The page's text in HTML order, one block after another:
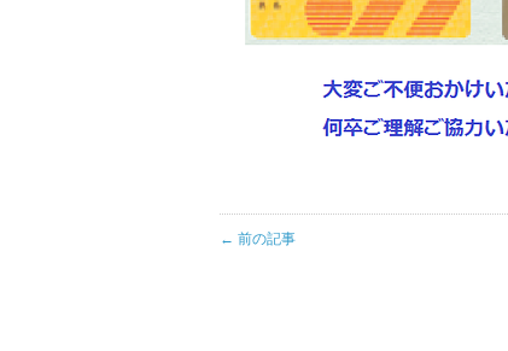
← 前の記事